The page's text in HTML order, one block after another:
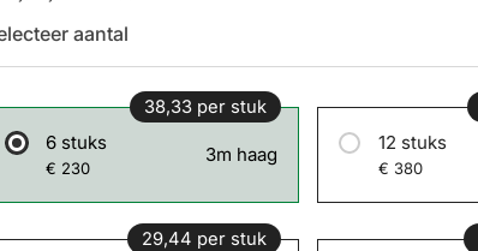
aantal
38,33 per stuk
6 stuks
€ 230
3m haag
12 stuks
€ 380
29,44 per stuk